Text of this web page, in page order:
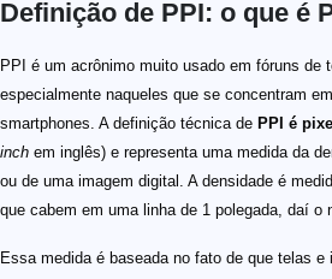
Definição de PPI: o que é
PPI é um acrônimo muito usado em fóruns de
especialmente naqueles que se concentram
smartphones. A definição técnica de PPI é
inch em inglês) e representa uma medida da
ou de uma imagem digital. A densidade é
que cabem em uma linha de 1 polegada, daí o
Essa medida é baseada no fato de que telas e